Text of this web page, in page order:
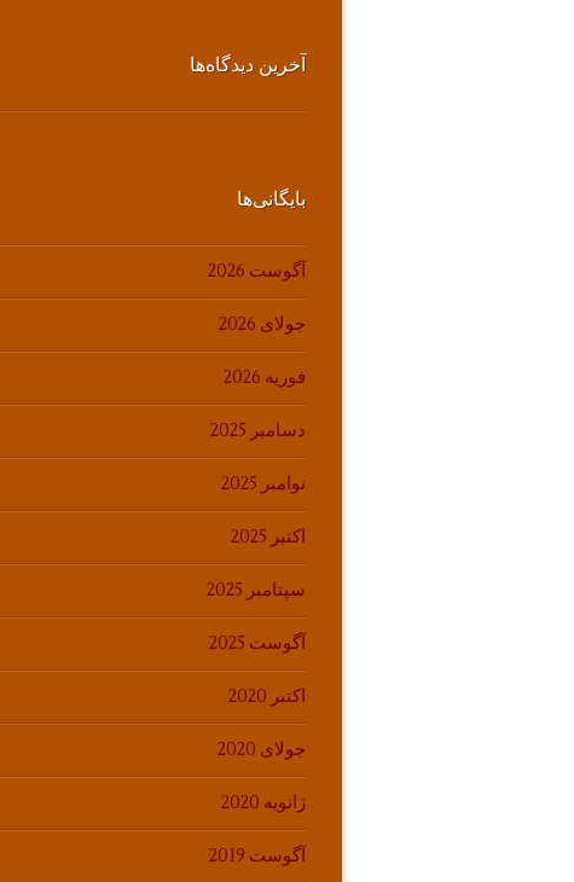
آخرین دیدگاه‌ها
بایگانی‌ها
آگوست 2026
جولای 2026
فوریه 2026
دسامبر 2025
نوامبر 2025
اکتبر 2025
سپتامبر 2025
آگوست 2025
اکتبر 2020
جولای 2020
ژانویه 2020
آگوست 2019